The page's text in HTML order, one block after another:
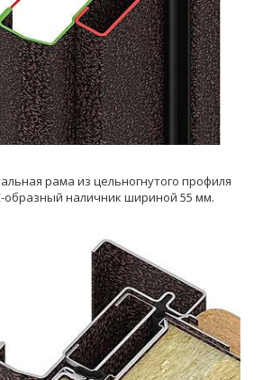
рама из цельногнутого профиля
наличник шириной 55 мм.